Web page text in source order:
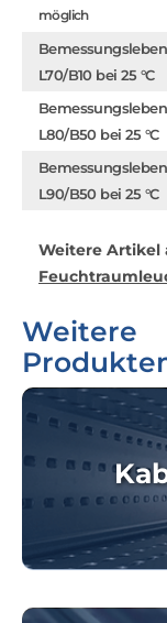
möglich
L70/B10 bei 25 °C
L80/B50 bei 25 °C
L90/B50 bei 25 °C
Weitere Artikel
Weitere